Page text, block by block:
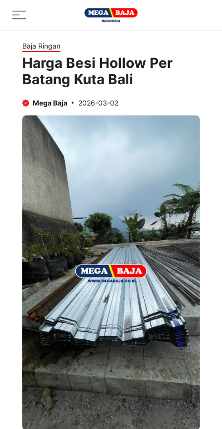
Menu
Baja Ringan
Harga Besi Hollow Per
Batang Kuta Bali
Mega Baja 2026-03-02